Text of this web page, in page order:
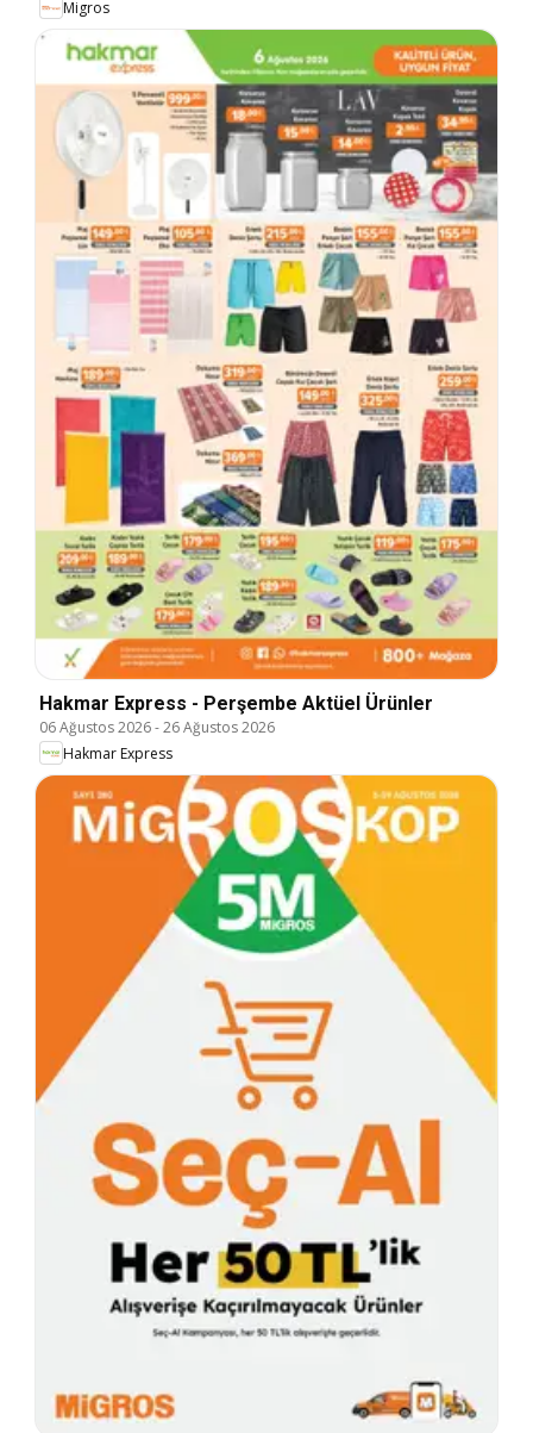
Migros
Hakmar Express - Perşembe Aktüel Ürünler
06 Ağustos 2026-26 Ağustos 2026
Hakmar Express